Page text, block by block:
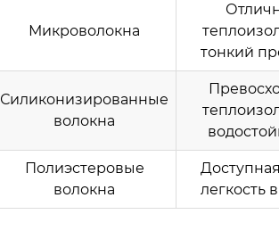
Микроволокна
тонкий
Силиконизированные
волокна
Полиэстеровые
волокна
легкость